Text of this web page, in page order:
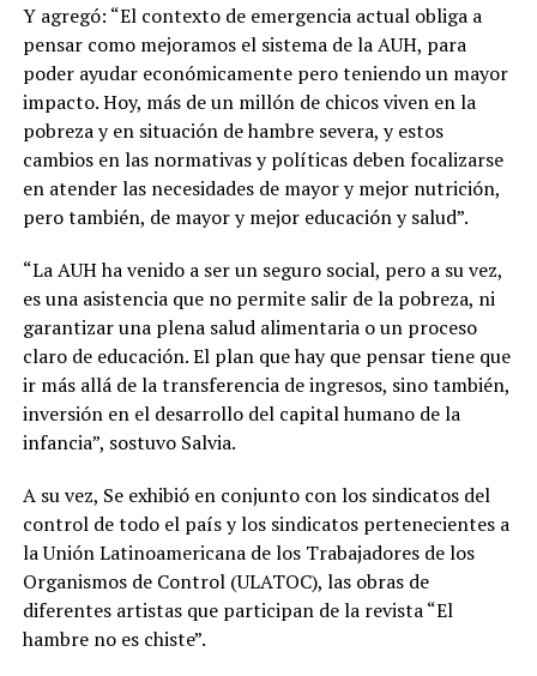
Y agregó: “El contexto de emergencia actual obliga a
pensar como mejoramos el sistema de la AUH, para
poder ayudar económicamente pero teniendo un mayor
impacto. Hoy, más de un millón de chicos viven en la
pobreza y en situación de hambre severa, y estos
cambios en las normativas y políticas deben focalizarse
en atender las necesidades de mayor y mejor nutrición,
pero también, de mayor y mejor educación y salud”.
“La AUH ha venido a ser un seguro social, pero a su vez,
es una asistencia que no permite salir de la pobreza, ni
garantizar una plena salud alimentaria o un proceso
claro de educación. El plan que hay que pensar tiene que
ir más allá de la transferencia de ingresos, sino también,
inversión en el desarrollo del capital humano de la
infancia”, sostuvo Salvia.
A su vez, Se exhibió en conjunto con los sindicatos del
control de todo el país y los sindicatos pertenecientes a
la Unión Latinoamericana de los Trabajadores de los
Organismos de Control (ULATOC), las obras de
diferentes artistas que participan de la revista “El
hambre no es chiste”.